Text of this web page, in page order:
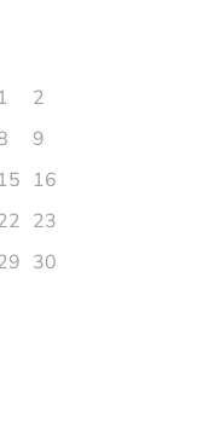
1
2
9
15 16
23
30